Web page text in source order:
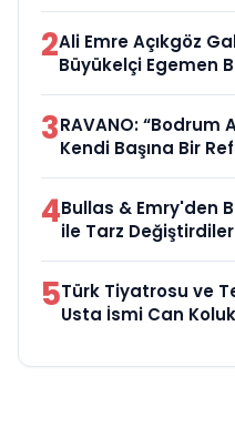
2Ali Emre Açıkgöz
Büyükelçi Egemen
3RAVANO: “Bodrum
Kendi Başına Bir
4Bullas & Emry'den
ile Tarz Değiştirdiler
5Türk Tiyatrosu ve
Usta İsmi Can